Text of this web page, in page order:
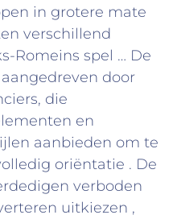
in grotere mate
verschillend
Romeins spel … De
door
die
en
aanbieden om te
oriëntatie . De
verboden
uitkiezen ,